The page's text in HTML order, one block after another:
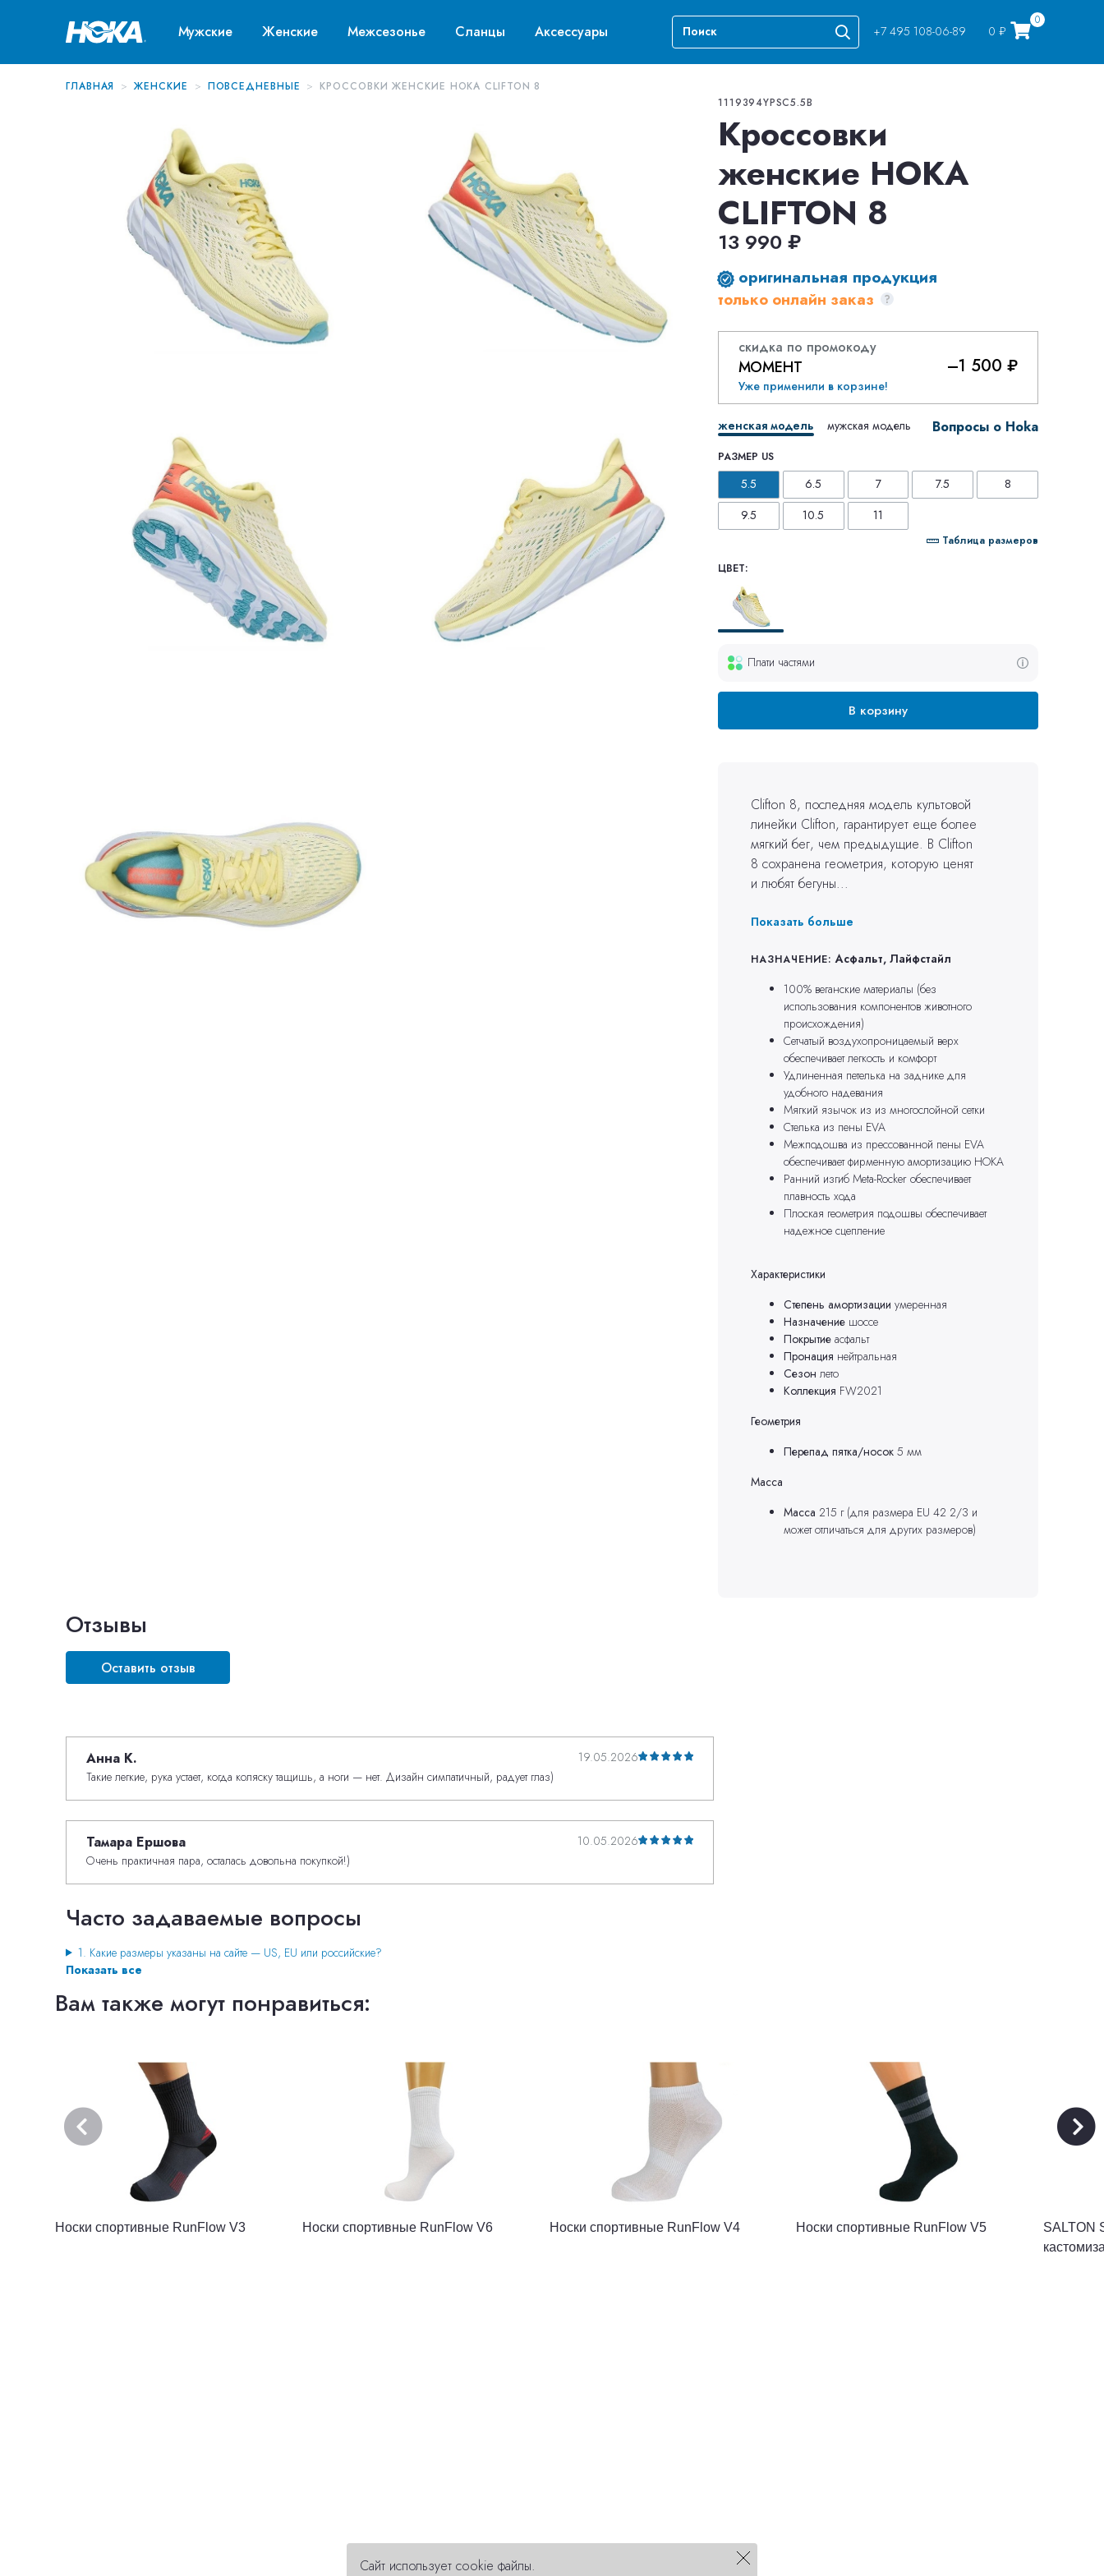
Мужские Женские Межсезонье Сланцы Аксессуары Go +7 495 108-06-89 0 ₽
0
ГЛАВНАЯ ЖЕНСКИЕ ПОВСЕДНЕВНЫЕ
КРОССОВКИ ЖЕНСКИЕ HOKA CLIFTON 8
1119394YPSC5.5B
Кроссовки
женские HOKA
CLIFTON 8
13 990 ₽
оригинальная продукция
только онлайн заказ
скидка по промокоду
МОМЕНТ
Уже применили в корзине!
–1 500 ₽
Вопросы о Hoka
женская модель мужская модель
РАЗМЕР US
5.5 6.5 7 7.5
8
9.5
10.5 11
Таблица размеров
ЦВЕТ:
Плати частями
В корзину
Clifton 8, последняя модель культовой
линейки Clifton, гарантирует еще более
мягкий бег, чем предыдущие. В Clifton
8 сохранена геометрия, которую ценят
и любят бегуны...
Показать больше
НАЗНАЧЕНИЕ:Асфальт, Лайфстайл
100% веганские материалы (без
использования компонентов животного
происхождения)
Сетчатый воздухопроницаемый верх
обеспечивает легкость и комфорт
Удлиненная петелька на заднике для
удобного надевания
Мягкий язычок из из многослойной сетки
Стелька из пены EVA
Межподошва из прессованной пены EVA
обеспечивает фирменную амортизацию HOKA
Ранний изгиб Meta-Rocker обеспечивает
плавность хода
Плоская геометрия подошвы обеспечивает
надежное сцепление
Характеристики
Степень амортизации умеренная
Назначение шоссе
Покрытиеасфальт
Пронация нейтральная
Сезон лето
Коллекция FW2021
Геометрия
Перепад пятка/носок5 мм
Масса
Масса 215 г (для размера EU 42 2/3 и
может отличаться для других размеров)
Отзывы
Оставить отзыв
Анна К.
19.05.2026
Такие легкие, рука устает, когда коляску тащишь, а ноги — нет. Дизайн симпатичный, радует глаз)
Тамара Ершова
10.05.2026
Очень практичная пара, осталась довольна покупкой!)
Часто задаваемые вопросы
1. Какие размеры указаны на сайте — US, EU или российские?
Показать все
Вам также могут понравиться:
Носки спортивные RunFlow V3 Носки спортивные RunFlow V6 Носки спортивные RunFlow V4 Носки спортивные RunFlow V5
SALTON
Сайт использует cookie файлы.